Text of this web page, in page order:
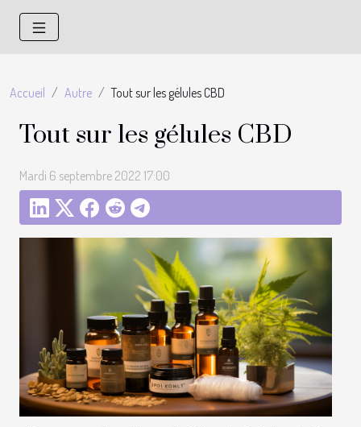
Accueil Autre Tout sur les gélules CBD
Tout sur les gélules CBD
Mardi 6 septembre 2022 17:00